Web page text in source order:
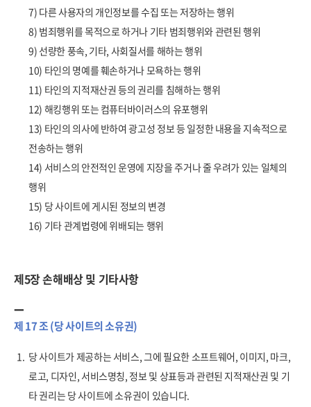
7) 다른 사용자의 개인정보를 수집 또는 저장하는 행위
8) 범죄행위를 목적으로 하거나 기타 범죄행위와 관련된 행위
9) 선량한 풍속, 기타, 사회질서를 해하는 행위
10) 타인의 명예를 훼손하거나 모욕하는 행위
11) 타인의 지적재산권 등의 권리를 침해하는 행위
12) 해킹행위 또는 컴퓨터바이러스의 유포행위
13) 타인의 의사에 반하여 광고성 정보 등 일정한 내용을 지속적으로
전송하는 행위
14) 서비스의 안전적인 운영에 지장을 주거나 줄 우려가 있는 일체의
행위
15) 당 사이트에 게시된 정보의 변경
16) 기타 관계법령에 위배되는 행위
제5장 손해배상 및 기타사항
제 17 조 (당 사이트의 소유권)
1. 당 사이트가 제공하는 서비스, 그에 필요한 소프트웨어, 이미지, 마크,
로고, 디자인, 서비스명칭, 정보 및 상표등과 관련된 지적재산권 및 기
타 권리는 당 사이트에 소유권이 있습니다.